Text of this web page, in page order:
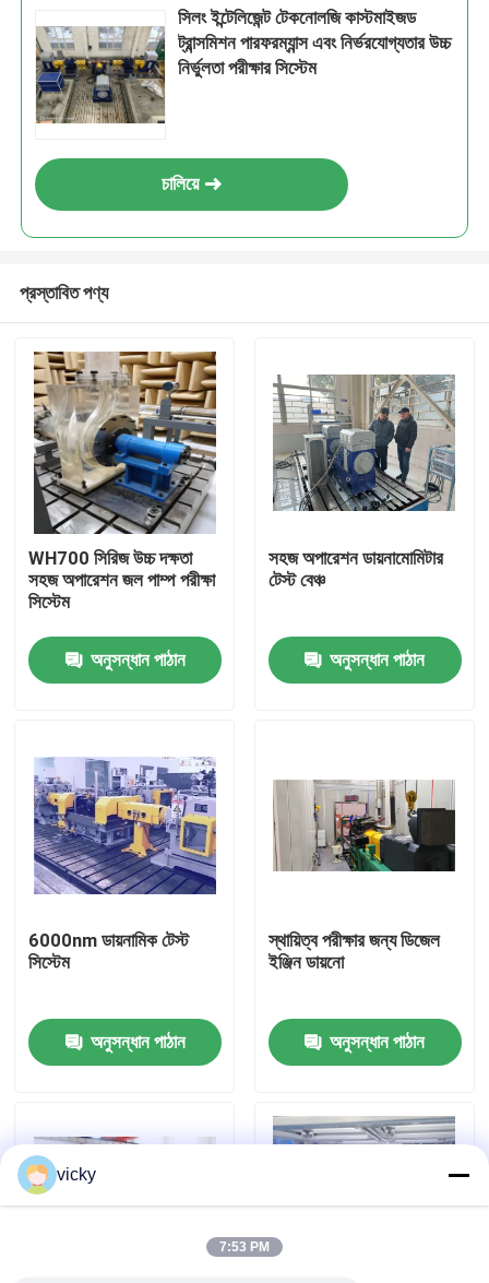
আমাদের সম্বন্ধে
কারখানা ভ্রমণ
খবর
মামলা
টর্ক ডায়নামিটার
সিলং ইন্টেলিজেন্ট টেকনোলজি কাস্টমাইজড
ট্রান্সমিশন পারফরম্যান্স এবং নির্ভরযোগ্যতার উচ্চ
নির্ভুলতা পরীক্ষার সিস্টেম
চালিয়ে
প্রস্তাবিত পণ্য
WH700 সিরিজ উচ্চ দক্ষতা
সহজ অপারেশন জল পাম্প পরীক্ষা
সিস্টেম
অনুসন্ধান পাঠান
সহজ অপারেশন ডায়নামোমিটার
টেস্ট বেঞ্চ
অনুসন্ধান পাঠান
6000nm ডায়নামিক টেস্ট
সিস্টেম
অনুসন্ধান পাঠান
স্থায়িত্ব পরীক্ষার জন্য ডিজেল
ইঞ্জিন ডায়নো
অনুসন্ধান পাঠান
vicky
7:53 PM